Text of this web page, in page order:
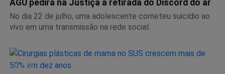
AGU pedirá na Justiça a retirada do Discord do ar
No dia 22 de julho, uma adolescente cometeu suicídio ao
vivo em uma transmissão na rede social.
SAÚDE